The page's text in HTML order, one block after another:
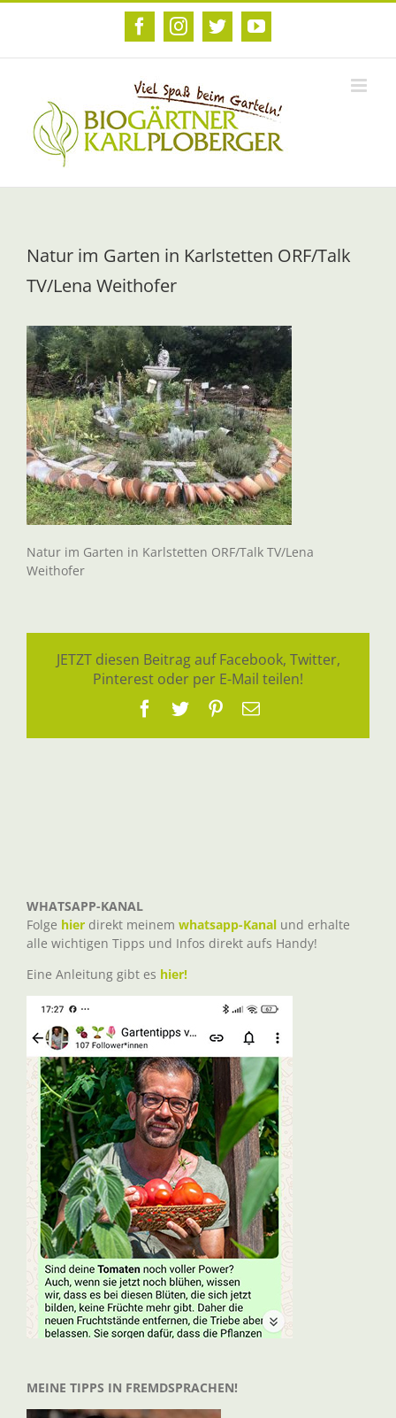
Zum
FacebookInstagram
TwitterYouTube
Natur im Garten in Karlstetten ORF/Talk
TV/Lena Weithofer
Natur im Garten in Karlstetten ORF/Talk TV/Lena
Weithofer
JETZT diesen Beitrag auf Facebook, Twitter,
Pinterest oder per E-Mail teilen!
Facebook
TwitterPinterest
E-
WHATSAPP-KANAL
Folge hier direkt meinem whatsapp-Kanal und erhalte
alle wichtigen Tipps und Infos direkt aufs Handy!
Eine Anleitung gibt es hier!
MEINE TIPPS IN FREMDSPRACHEN!